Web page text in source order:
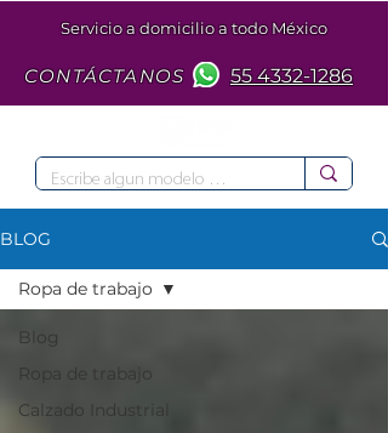
Servicio a domicilio a todo México
CONTÁCTANOS 55 4332-1286
BLOG
Blog
Ropa de trabajo
Calzado Industrial
Ropa de trabajo